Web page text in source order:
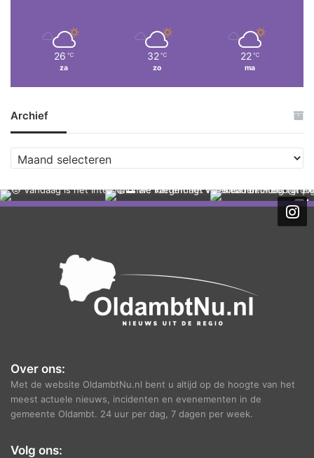
26 ℃
za
32 ℃
zo
22 ℃
ma
Archief
r
h
Over ons:
Met de website OldambtNu.nl bent u altijd op de hoogte van het
meest actuele nieuws, incidenten en evenementen in de
gemeente Oldambt. 24 uur per dag, 7 dagen per week.
Volg ons: